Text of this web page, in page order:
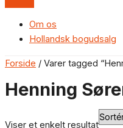
Om os
Hollandsk bogudsalg
Forside / Varer tagged
Henning
Viser et enkelt resultat